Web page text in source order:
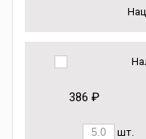
386 ₽
шт.